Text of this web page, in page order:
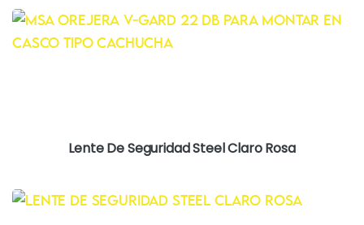
Lente De Seguridad Steel Claro Rosa